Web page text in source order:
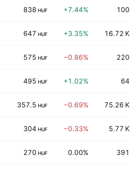
838 HUF +7.44% 100
647 HUF +3.35% 16.72 K
575 HUF −0.86% 220
495 HUF +1.02% 64
357.5 HUF −0.69% 75.26 K
304 HUF −0.33% 5.77 K
270 HUF 0.00% 391